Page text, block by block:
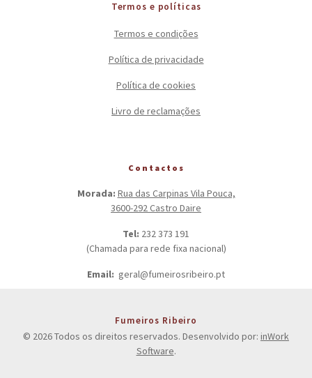
Termos e políticas
Termos e condições
Política de privacidade
Política de cookies
Livro de reclamações
Contactos
Morada: Rua das Carpinas Vila Pouca,
3600-292 Castro Daire
Tel: 232 373 191
(Chamada para rede fixa nacional)
Email: geral@fumeirosribeiro.pt
Fumeiros Ribeiro
© 2026 Todos os direitos reservados. Desenvolvido por: inWork
Software.